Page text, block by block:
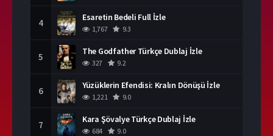
4 Esaretin Bedeli Full İzle
1,767 9.3
5 The Godfather Türkçe Dublaj İzle
327 9.2
6 Yüzüklerin Efendisi: Kralın Dönüşü İzle
1,221 9.0
7 Kara Şövalye Türkçe Dublaj İzle
684 9.0